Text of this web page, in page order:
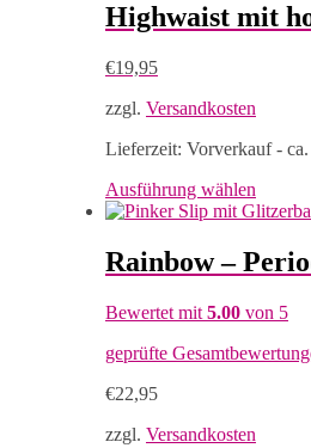
Highwaist mit
€19,95
zzgl. Versandkosten
Lieferzeit: Vorverkauf -
Ausführung wählen
mehrere
Die
können
Rainbow –
Bewertet mit 5.00 von 5
geprüfte
€22,95
zzgl. Versandkosten